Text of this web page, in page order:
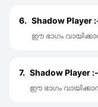
6. Shadow Player
ഈ ഭാഗം
7. Shadow Player
ഈ ഭാഗം